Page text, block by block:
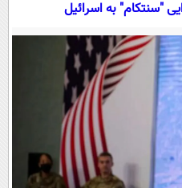
دانایی
الملل
هنر
دانش
"سنتکام" به اسرائیل